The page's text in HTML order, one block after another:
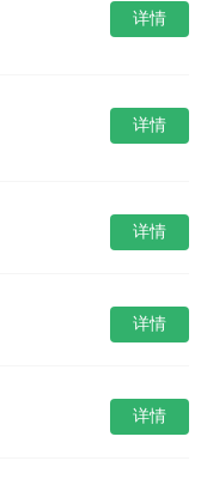
详情
详情
详情
详情
详情